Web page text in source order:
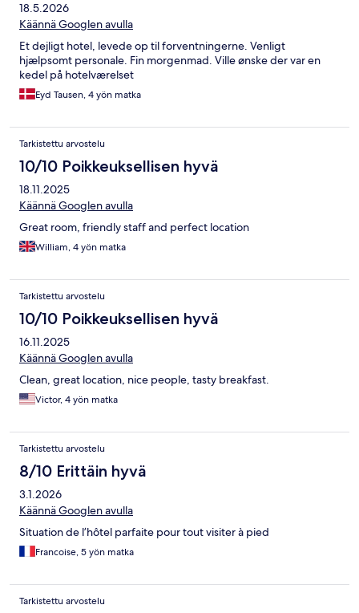
18.5.2026
Käännä Googlen avulla
Et dejligt hotel, levede op til forventningerne. Venligt
hjælpsomt personale. Fin morgenmad. Ville ønske der var en
kedel på hotelværelset
Eyd Tausen, 4 yön matka
Tarkistettu arvostelu
10/10 Poikkeuksellisen hyvä
18.11.2025
Käännä Googlen avulla
Great room, friendly staff and perfect location
William, 4 yön matka
Tarkistettu arvostelu
10/10 Poikkeuksellisen hyvä
16.11.2025
Käännä Googlen avulla
Clean, great location, nice people, tasty breakfast.
Victor, 4 yön matka
Tarkistettu arvostelu
8/10 Erittäin hyvä
3.1.2026
Käännä Googlen avulla
Situation de l’hôtel parfaite pour tout visiter à pied
Francoise, 5 yön matka
Tarkistettu arvostelu